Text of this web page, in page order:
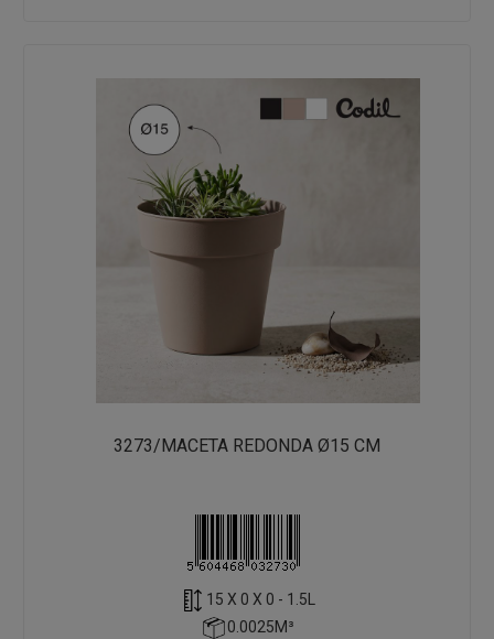
3273/MACETA REDONDA Ø15 CM
15 X 0 X 0 - 1.5L
0.0025M³